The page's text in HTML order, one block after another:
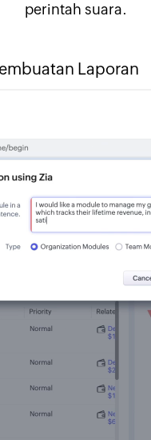
perintah suara.
Laporan